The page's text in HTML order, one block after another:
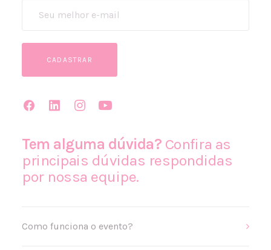
Tem alguma dúvida? Confira as
principais dúvidas respondidas
por nossa equipe.
Como funciona o evento?